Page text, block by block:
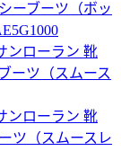
ーブーツ（ボッ
ンローラン 靴
ーツ（スムース
ンローラン 靴
ツ（スムースレ